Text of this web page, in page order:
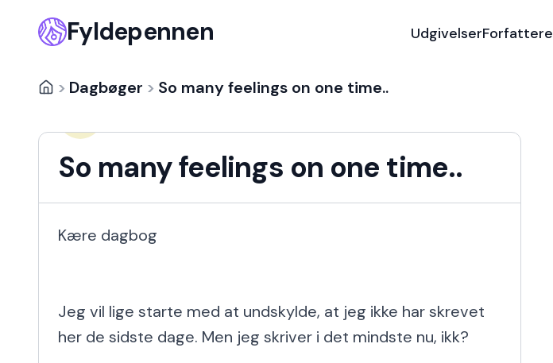
Fyldepennen UdgivelserForfattere
> Dagbøger > So many feelings on one time..
So many feelings on one time..
Kære dagbog
Jeg vil lige starte med at undskylde, at jeg ikke har skrevet
her de sidste dage. Men jeg skriver i det mindste nu, ikk?